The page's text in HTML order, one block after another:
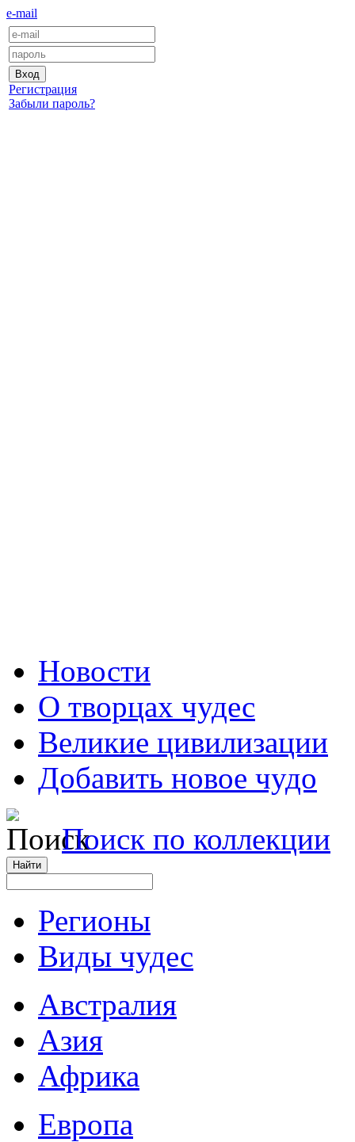
e-mail
Регистрация
Забыли пароль?
Новости
О творцах чудес
Великие цивилизации
Добавить новое чудо
Поиск по коллекции
Регионы
Виды чудес
Австралия
Азия
Африка
Европа